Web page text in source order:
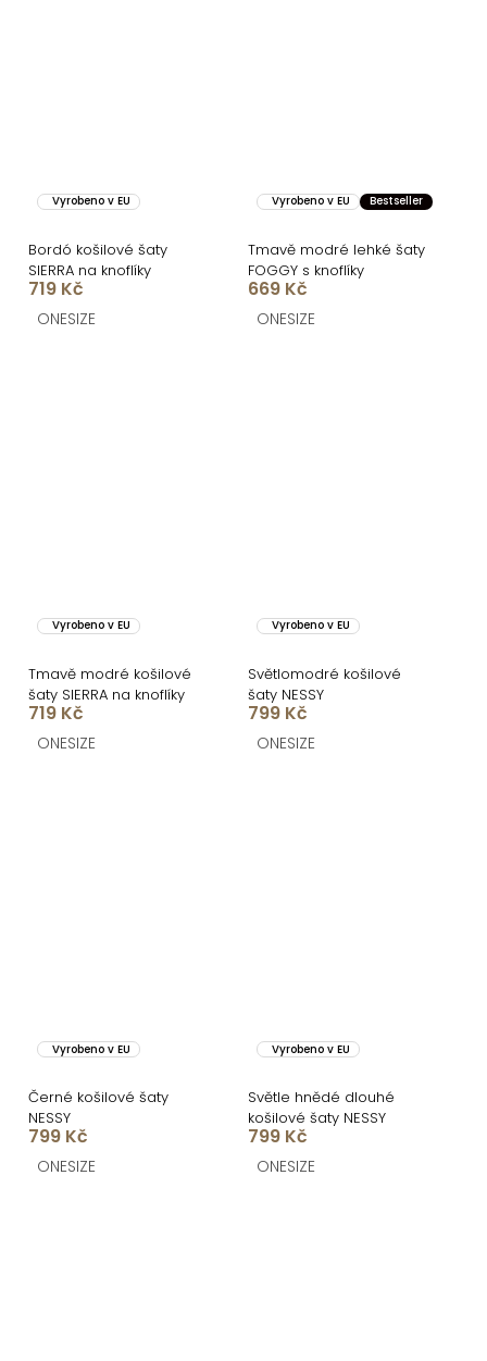
Vyrobeno v EU
Bordó košilové šaty
SIERRA na knoflíky
719 Kč
ONESIZE
Vyrobeno v EU Bestseller
Tmavě modré lehké šaty
FOGGY s knoflíky
669 Kč
ONESIZE
Vyrobeno v EU
Tmavě modré košilové
šaty SIERRA na knoflíky
719 Kč
ONESIZE
Vyrobeno v EU
Světlomodré košilové
šaty NESSY
799 Kč
ONESIZE
Vyrobeno v EU
Černé košilové šaty
NESSY
799 Kč
ONESIZE
Vyrobeno v EU
Světle hnědé dlouhé
košilové šaty NESSY
799 Kč
ONESIZE